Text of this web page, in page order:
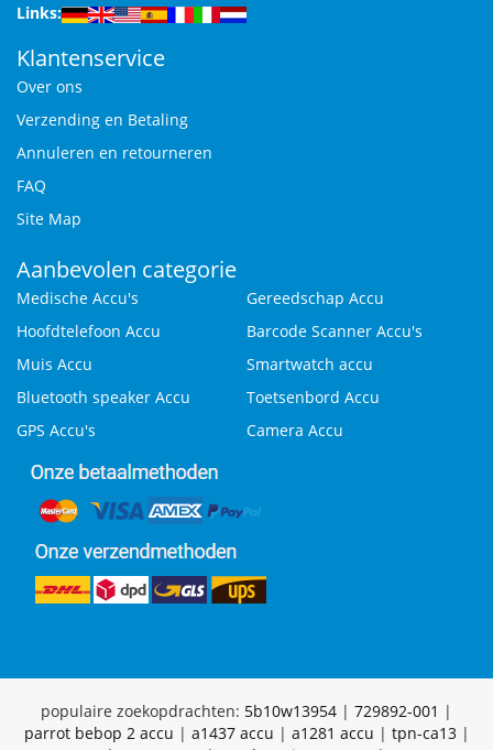
Links:
Klantenservice
Over ons
Verzending en Betaling
Annuleren en retourneren
FAQ
Site Map
Aanbevolen categorie
Medische Accu's
Gereedschap Accu
Hoofdtelefoon Accu
Barcode Scanner Accu's
Muis Accu
Smartwatch accu
Bluetooth speaker Accu
Toetsenbord Accu
GPS Accu's
Camera Accu
populaire zoekopdrachten: 5b10w13954 | 729892-001 |
parrot bebop 2 accu | a1437 accu | a1281 accu | tpn-ca13|